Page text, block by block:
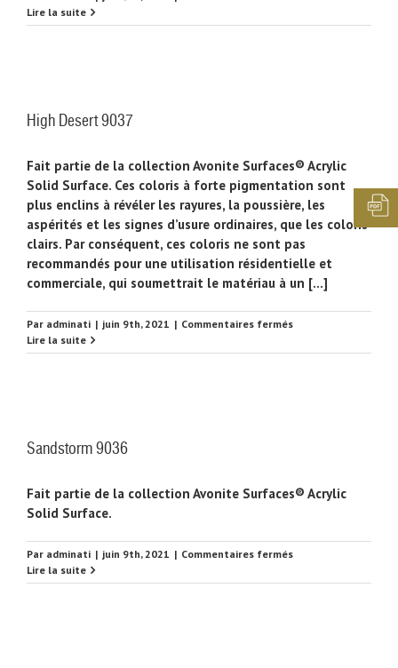
Crunch
Lire la suite
High Desert 9037
Fait partie de la collection Avonite Surfaces® Acrylic
Solid Surface. Ces coloris à forte pigmentation sont
plus enclins à révéler les rayures, la poussière, les
aspérités et les signes d’usure ordinaires, que les coloris
clairs. Par conséquent, ces coloris ne sont pas
recommandés pour une utilisation résidentielle et
commerciale, qui soumettrait le matériau à un [...]
Par adminati | juin 9th, 2021 | Commentaires ferméssur
Desert
Lire la suite
Sandstorm 9036
Fait partie de la collection Avonite Surfaces® Acrylic
Solid Surface.
Par adminati | juin 9th, 2021 | Commentaires ferméssur
9036
Lire la suite